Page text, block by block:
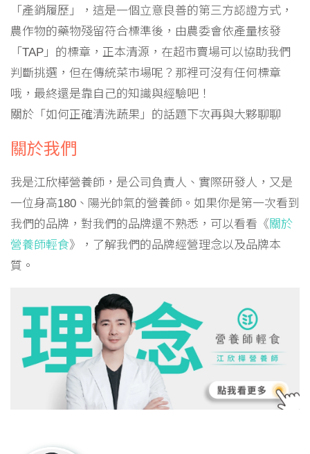
「產銷履歷」，這是一個立意良善的第三方認證方式，
農作物的藥物殘留符合標準後，由農委會依產量核發
「TAP」的標章，正本清源，在超市賣場可以協助我們
判斷挑選，但在傳統菜市場呢？那裡可沒有任何標章
哦，最終還是靠自己的知識與經驗吧！
關於「如何正確清洗蔬果」的話題下次再與大夥聊聊
關於我們
我是江欣樺營養師，是公司負責人、實際研發人，又是
一位身高180、陽光帥氣的營養師。如果你是第一次看到
我們的品牌，對我們的品牌還不熟悉，可以看看《關於
營養師輕食》，了解我們的品牌經營理念以及品牌本
質。